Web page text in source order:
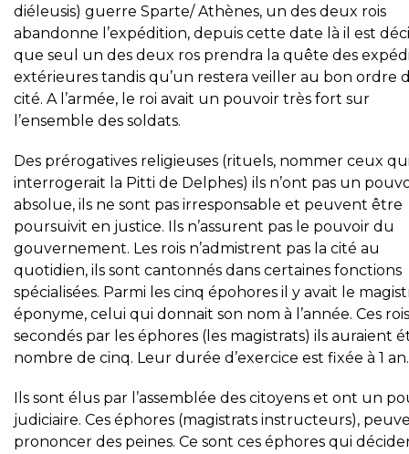
diéleusis) guerre Sparte/ Athènes, un des deux rois
abandonne l’expédition, depuis cette date là il est
que seul un des deux ros prendra la quête des
extérieures tandis qu’un restera veiller au bon ordre
cité. A l’armée, le roi avait un pouvoir très fort sur
l’ensemble des soldats.
Des prérogatives religieuses (rituels, nommer ceux
interrogerait la Pitti de Delphes) ils n’ont pas un
absolue, ils ne sont pas irresponsable et peuvent être
poursuivit en justice. Ils n’assurent pas le pouvoir du
gouvernement. Les rois n’admistrent pas la cité au
quotidien, ils sont cantonnés dans certaines fonctions
spécialisées. Parmi les cinq épohores il y avait le
éponyme, celui qui donnait son nom à l’année. Ces
secondés par les éphores (les magistrats) ils auraient
nombre de cinq. Leur durée d’exercice est fixée à 1 an.
Ils sont élus par l’assemblée des citoyens et ont un
judiciaire. Ces éphores (magistrats instructeurs),
prononcer des peines. Ce sont ces éphores qui